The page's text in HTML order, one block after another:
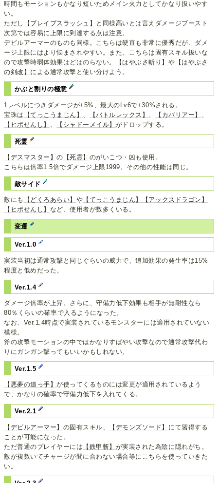
時間もモーションもかなり短いためメイン火力としてかなり扱いやす
い。
ただし
【ブレイブスラッシュ】
と同様高いとは言えダメージブースト
次第では容易に上限に到達する点は注意。
デビルアーマーのものも同様。こちらは硬直も非常に優秀だが、ダメ
ージ上限にはより悩まされやすい。また、こちらは固有スキル扱いな
ので攻撃時弱体効果はどはのらない。
【はやぶさ斬り】や 【はやぶさ
の剣改】 による通常攻撃と使い分けよう。
かぶと割りの極意
1レベルにつきダメージが+5%、最大のLv6で+30%される。
宝珠は
【てっこうまじん】 【バトルレックス】 【カバリアー】
【ヒポせんし】
【シャドーメイル】 がドロップする。
死霊
【デスマスター】の 【死霊】 のがいこつ・凶も使用。
こちらは倍率1.5倍でダメージ上限1999。その他の性能は同じ。
敵サイド
敵にも 【どくろあらい】 や 【てっこうまじん】
【アックスドラゴン】
【ヒポせんし】 など、使用者が数多くいる。
変遷
Ver.1.0
実装当初は通常攻撃と同じぐらいの威力で、追加効果の発生率は15%
程度と低めだった。
Ver.1.4
ダメージ倍率が上昇。さらに、守備力低下効果も相手が無耐性なら
80％くらいの確率で入るようになった。
なお、Ver.1.4時点で実装されているモンスターには適用されていない
模様。
斧の攻撃モーションの中ではかなりすばやい攻撃なので通常攻撃代わ
りにガンガン撃ってもいいかもしれない。
Ver.1.5
【悪夢の追っ手】が使ってくるものには変更が適用されているよう
で、かなりの確率で守備力低下を入れてくる。
Ver.2.1
【デビルアーマー】 の固有スキル、 【デモンズソード】 にて習得する
ことが可能になった。
ただ普通のプレイヤーには 【鉄甲斬】 が実装された為陰に隠れがち。
敵が複数いてチャージが間に合わない場合等にこちらを使っていきた
い。